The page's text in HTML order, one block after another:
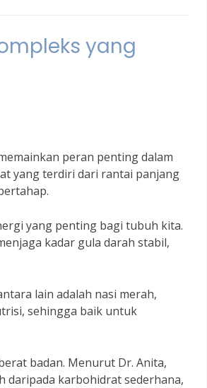
yang
peran penting dalam
yang terdiri dari rantai panjang
yang penting bagi tubuh kita.
kadar gula darah stabil,
lain adalah nasi merah,
sehingga baik untuk
badan. Menurut Dr. Anita,
daripada karbohidrat sederhana,